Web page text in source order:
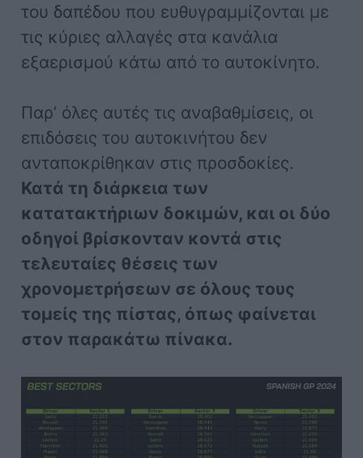
του δαπέδου που ευθυγραμμίζονται με
τις κύριες αλλαγές στα κανάλια
εξαερισμού κάτω από το αυτοκίνητο.
Παρ’ όλες αυτές τις αναβαθμίσεις, οι
επιδόσεις του αυτοκινήτου δεν
ανταποκρίθηκαν στις προσδοκίες.
Κατά τη διάρκεια των
κατατακτήριων δοκιμών, και οι δύο
οδηγοί βρίσκονταν κοντά στις
τελευταίες θέσεις των
χρονομετρήσεων σε όλους τους
τομείς της πίστας, όπως φαίνεται
στον παρακάτω πίνακα.